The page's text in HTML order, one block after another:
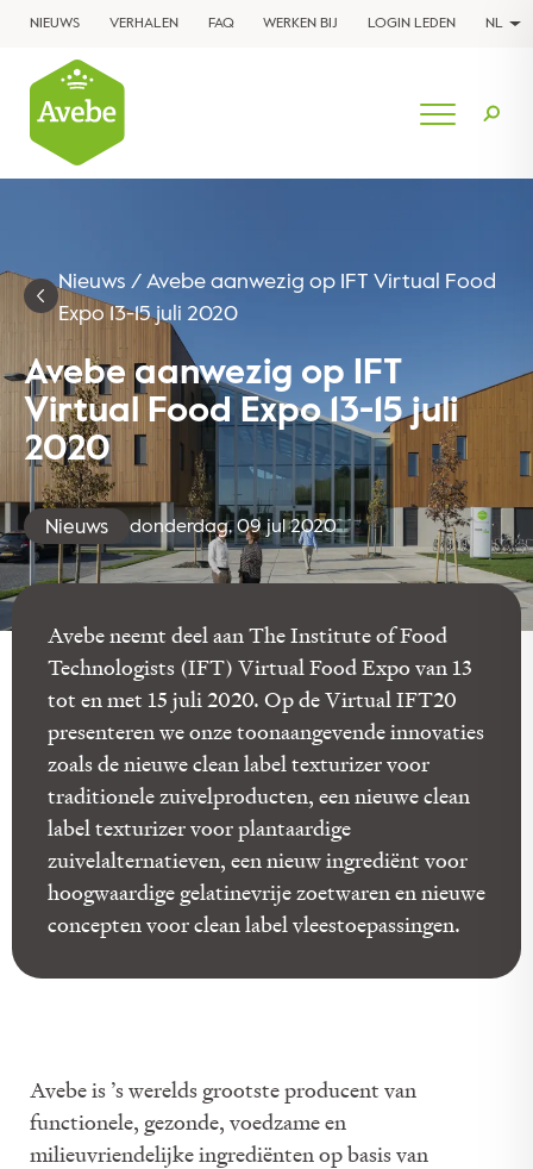
NIEUWS VERHALEN FAQ WERKEN BIJ LOGIN LEDEN NL
Nieuws /Avebe aanwezig op IFT Virtual Food
Expo 13-15 juli 2020
Avebe aanwezig op IFT
Virtual Food Expo 13-15 juli
2020
Nieuws donderdag, 09 jul 2020
Avebe neemt deel aan The Institute of Food
Technologists (IFT) Virtual Food Expo van 13
tot en met 15 juli 2020. Op de Virtual IFT20
presenteren we onze toonaangevende innovaties
zoals de nieuwe clean label texturizer voor
traditionele zuivelproducten, een nieuwe clean
label texturizer voor plantaardige
zuivelalternatieven, een nieuw ingrediënt voor
hoogwaardige gelatinevrije zoetwaren en nieuwe
concepten voor clean label vleestoepassingen.
Avebe is ’s werelds grootste producent van
functionele, gezonde, voedzame en
milieuvriendelijke ingrediënten op basis van